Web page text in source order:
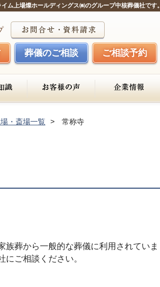
ム上場燦ホールディングス㈱のグループ中核葬儀社です。
葬儀のご相談 ご相談予約
・斎場一覧 常称寺
葬から一般的な葬儀に利用されていま
ご相談ください。